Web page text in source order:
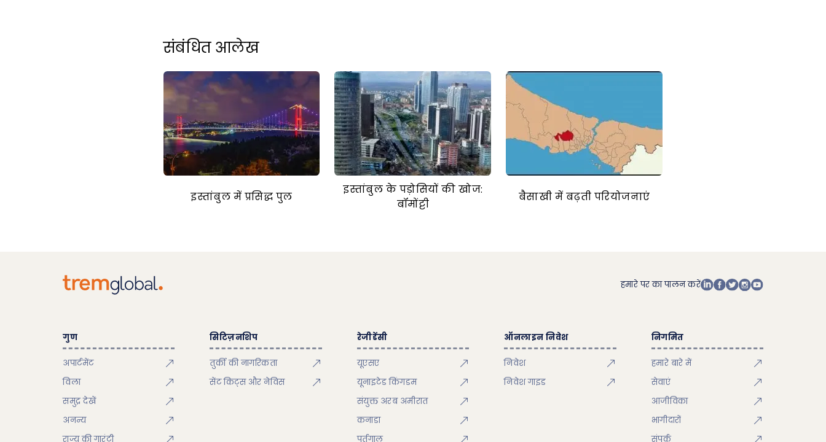
संबंधित आलेख
इस्तांबुल में प्रसिद्ध पुल
इस्तांबुल के पड़ोसियों की खोज:
बॉमोंट्टी
बैसाखी में बढ़ती परियोजनाएं
हमारे पर का पालन करें
गुण
अपार्टमेंट
विला
समुद्र देखें
अनन्य
राज्य की गारंटी
सिटिज़नशिप
तुर्की की नागरिकता
सेंट किट्स और नेविस
रेजीडेंसी
यूएसए
यूनाइटेड किंगडम
संयुक्त अरब अमीरात
कनाडा
पुर्तगाल
ऑनलाइन निवेश
निवेश
निवेश गाइड
निगमित
हमारे बारे में
सेवाएं
आजीविका
भागीदारों
संपर्क